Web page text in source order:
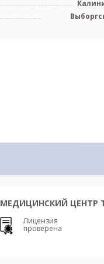
МЕДИЦИНСКИЙ ЦЕНТР
Лицензия
проверена